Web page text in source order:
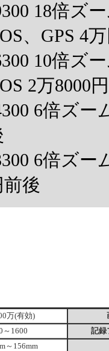
18倍ズー
、GPS 4
10倍ズー
2万8000
6倍ズー
6倍ズー
前後
万(有効)
～1600
記録
～156mm